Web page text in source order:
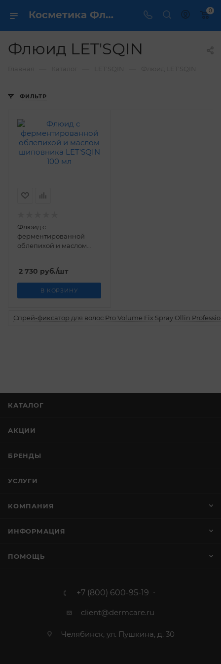
Косметика Флюид LET'SQIN - купить в интернет магазине ✔️ по выгодной цене 0
Флюид LET'SQIN
ФИЛЬТР
Флюид с
ферментированной
облепихой и маслом
2 730 руб./шт
В КОРЗИНУ
Спрей-фиксатор для волос Pro Volume Fix Spray Ollin
КАТАЛОГ
АКЦИИ
БРЕНДЫ
УСЛУГИ
КОМПАНИЯ
ИНФОРМАЦИЯ
ПОМОЩЬ
+7 (800) 600-95-19
client@dermcare.ru
Челябинск, ул. Пушкина, д. 30